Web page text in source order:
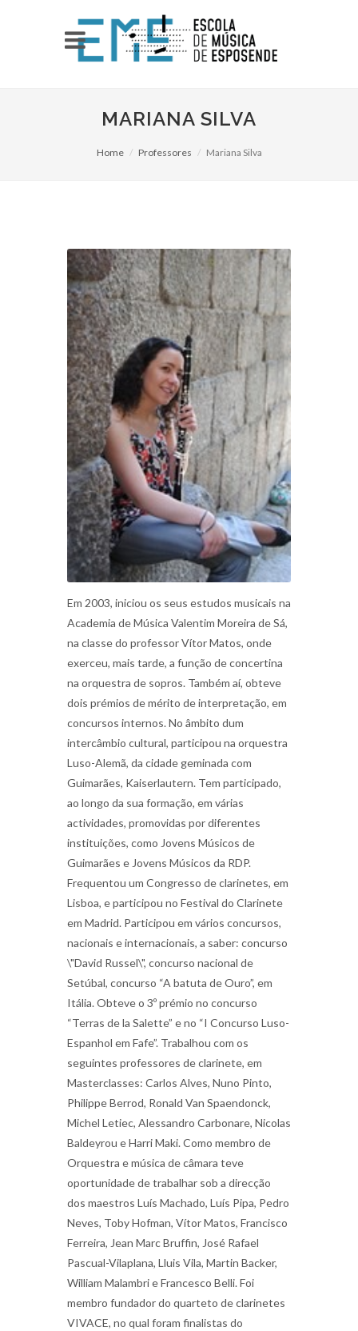
MARIANA SILVA
Home Professores Mariana Silva
Em 2003, iniciou os seus estudos musicais na
Academia de Música Valentim Moreira de Sá,
na classe do professor Vítor Matos, onde
exerceu, mais tarde, a função de concertina
na orquestra de sopros. Também aí, obteve
dois prémios de mérito de interpretação, em
concursos internos. No âmbito dum
intercâmbio cultural, participou na orquestra
Luso-Alemã, da cidade geminada com
Guimarães, Kaiserlautern. Tem participado,
ao longo da sua formação, em várias
actividades, promovidas por diferentes
instituições, como Jovens Músicos de
Guimarães e Jovens Músicos da RDP.
Frequentou um Congresso de clarinetes, em
Lisboa, e participou no Festival do Clarinete
em Madrid. Participou em vários concursos,
nacionais e internacionais, a saber: concurso
\"David Russel\", concurso nacional de
Setúbal, concurso “A batuta de Ouro”, em
Itália. Obteve o 3º prémio no concurso
“Terras de la Salette” e no “I Concurso Luso-
Espanhol em Fafe”. Trabalhou com os
seguintes professores de clarinete, em
Masterclasses: Carlos Alves, Nuno Pinto,
Philippe Berrod, Ronald Van Spaendonck,
Michel Letiec, Alessandro Carbonare, Nicolas
Baldeyrou e Harri Maki. Como membro de
Orquestra e música de câmara teve
oportunidade de trabalhar sob a direcção
dos maestros Luís Machado, Luís Pipa, Pedro
Neves, Toby Hofman, Vítor Matos, Francisco
Ferreira, Jean Marc Bruffin, José Rafael
Pascual-Vilaplana, Lluis Vila, Martin Backer,
William Malambri e Francesco Belli. Foi
membro fundador do quarteto de clarinetes
VIVACE, no qual foram finalistas do